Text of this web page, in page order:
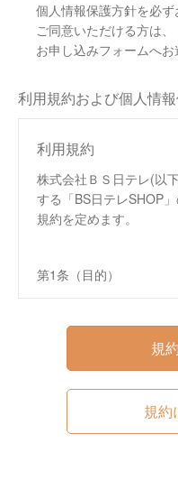
個人情報保護方針を必ず
ご同意いただける方は
お申し込みフォームへお
利用規約および個人情
利用規約
株式会社ＢＳ日テレ(以
する「BS日テレSHOP
規約を定めます。
第1条（目的）
この規約は、株式会
いいます。）が運営
SHOP」（以下、「
て提供するサービス
この規約は、本サイ
覧、本サービスを通
規
規約